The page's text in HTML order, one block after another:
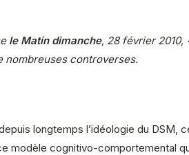
le Matin dimanche, 28 février 2010,
nombreuses controverses.
longtemps l’idéologie du DSM,
modèle cognitivo-comportemental